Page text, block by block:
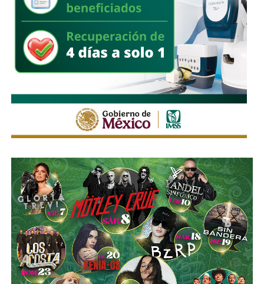
estacionen autos de los negocios de Carranza o
Himno Nacional.
La Avenida Chapultepec tiene varias señales que indican
que ellímite de velocidad es de 50 km/h, algunas casi
borradas -ahí te encargo, Ayuntamiento- pero en los
videos que circularon de autos voladores,en ninguno de
los casos, la velocidad del vehículo estaba por debajo
del límite permitido
.
Sí hubo un fallo grande por parte de lasautoridades
viales municipales que no anunciaron a tiempo el tope